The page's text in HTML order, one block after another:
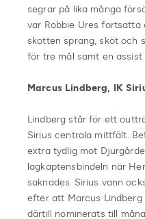
segrar på lika många
var Robbie Ures fortsatta
skotten sprang, sköt och
för tre mål samt en assist
Marcus Lindberg, IK
Lindberg står för ett
Sirius centrala mittfält.
extra tydlig mot
lagkaptensbindeln när
saknades. Sirius vann
efter att Marcus
därtill nominerats till